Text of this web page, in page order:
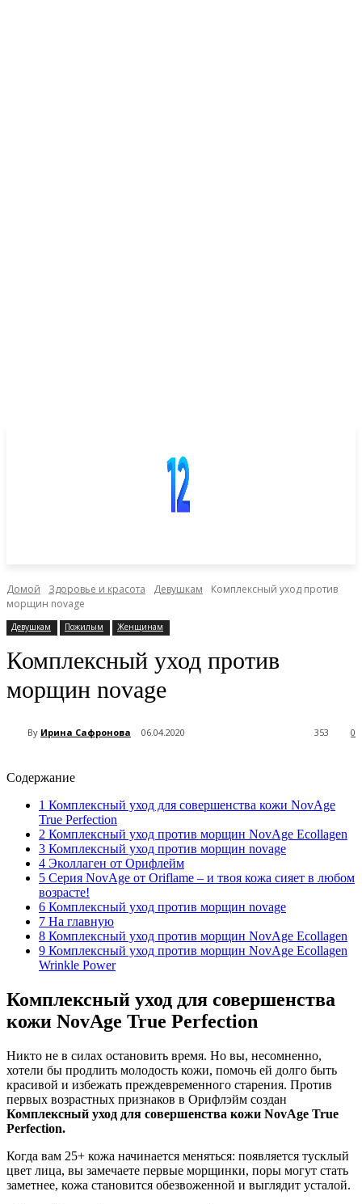
Домой Здоровье и красота Девушкам
Комплексный уход против
морщин novage
Девушкам Пожилым Женщинам
Комплексный уход против
морщин novage
By Ирина Сафронова 06.04.2020 0
353
Содержание
1 Комплексный уход для совершенства кожи NovAge
True Perfection
2 Комплексный уход против морщин NovAge Ecollagen
3 Комплексный уход против морщин novage
4 Эколлаген от Орифлейм
5 Серия NovAge от Oriflame – и твоя кожа сияет в любом
возрасте!
6 Комплексный уход против морщин novage
7 На главную
8 Комплексный уход против морщин NovAge Ecollagen
9 Комплексный уход против морщин NovAge Ecollagen
Wrinkle Power
Комплексный уход для совершенства
кожи NovAge True Perfection
Никто не в силах остановить время. Но вы, несомненно,
хотели бы продлить молодость кожи, помочь ей долго быть
красивой и избежать преждевременного старения. Против
первых возрастных признаков в Орифлэйм создан
Комплексный уход для совершенства кожи NovAge True
Perfection.
Когда вам 25+ кожа начинается меняться: появляется тусклый
цвет лица, вы замечаете первые морщинки, поры могут стать
заметнее, кожа становится обезвоженной и выглядит усталой.